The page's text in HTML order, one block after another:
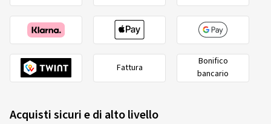
Fattura
Bonifico
bancario
Acquisti sicuri e di alto livello